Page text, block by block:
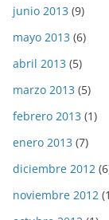
junio 2013 (9)
mayo 2013 (6)
abril 2013 (5)
marzo 2013 (5)
febrero 2013 (1)
enero 2013 (7)
diciembre 2012
noviembre 2012